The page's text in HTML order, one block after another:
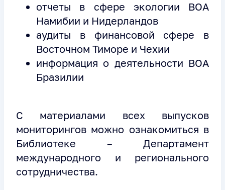
отчеты в сфере экологии ВОА
Намибии и Нидерландов
аудиты в финансовой сфере в
Восточном Тиморе и Чехии
информация о деятельности ВОА
Бразилии
С материалами всех выпусков
мониторингов можно ознакомиться в
Библиотеке – Департамент
международного и регионального
сотрудничества.